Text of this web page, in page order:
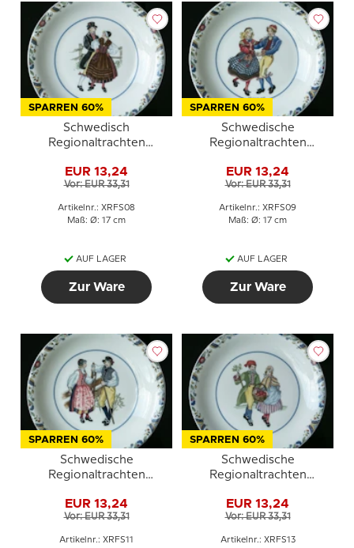
SPARREN 60%
Schwedisch
Regionaltrachten
Härjedalen
EUR 13,24
Vor: EUR 33,31
Artikelnr.: XRFS08
Maß: Ø: 17 cm
AUF LAGER
Zur Ware
SPARREN 60%
Schwedische
Regionaltrachten
Hälsingland
EUR 13,24
Vor: EUR 33,31
Artikelnr.: XRFS09
Maß: Ø: 17 cm
AUF LAGER
Zur Ware
SPARREN 60%
Schwedische
Regionaltrachten
Medelpad
EUR 13,24
Vor: EUR 33,31
Artikelnr.: XRFS11
SPARREN 60%
Schwedische
Regionaltrachten
Närke
EUR 13,24
Vor: EUR 33,31
Artikelnr.: XRFS13